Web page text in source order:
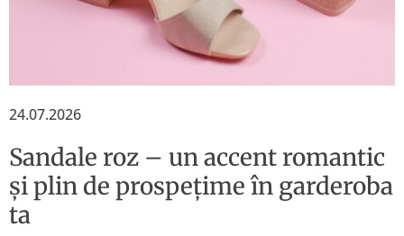
24.07.2026
Sandale roz – un accent romantic
și plin de prospețime în garderoba
ta